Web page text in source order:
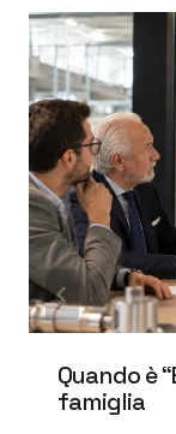
Quando è
famiglia